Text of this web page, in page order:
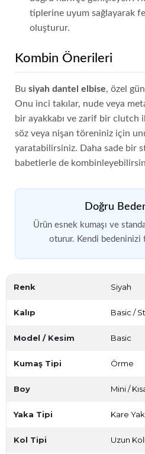
tiplerine uyum sağlayarak
oluşturur.
Kombin Önerileri
Bu siyah dantel elbise, özel
Onu inci takılar, nude veya
bir ayakkabı ve zarif bir clutch
söz veya nişan töreniniz için
yaratabilirsiniz. Daha sade bir
babetlerle de
Doğru
Ürün esnek kumaşı ve
oturur. Kendi bedeninizi
Renk Siyah
Kalıp Basic /
Model / Kesim Basic
Kumaş Tipi Örme
Boy Mini /
Yaka Tipi Kare
Kol Tipi Uzun